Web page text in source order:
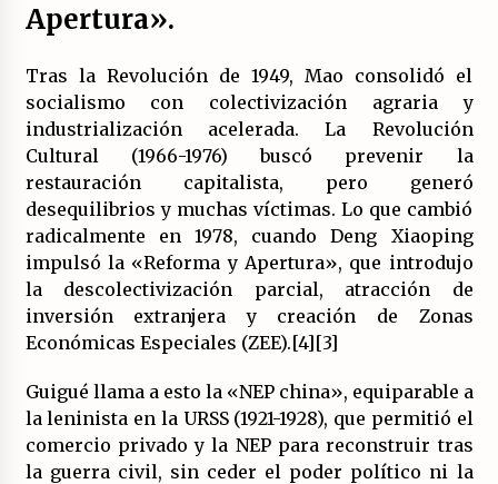
Apertura».
Tras la Revolución de 1949, Mao consolidó el
socialismo con colectivización agraria y
industrialización acelerada. La Revolución
Cultural (1966-1976) buscó prevenir la
restauración capitalista, pero generó
desequilibrios y muchas víctimas. Lo que cambió
radicalmente en 1978, cuando Deng Xiaoping
impulsó la «Reforma y Apertura», que introdujo
la descolectivización parcial, atracción de
inversión extranjera y creación de Zonas
Económicas Especiales (ZEE).[4][3]
Guigué llama a esto la «NEP china», equiparable a
la leninista en la URSS (1921-1928), que permitió el
comercio privado y la NEP para reconstruir tras
la guerra civil, sin ceder el poder político ni la